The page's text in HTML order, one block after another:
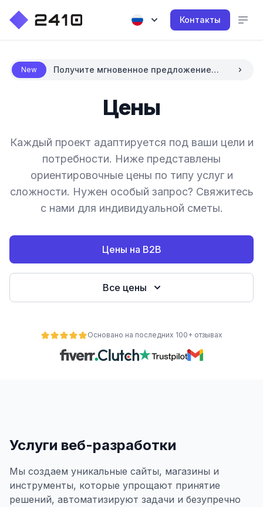
Контакты
New
Получите мгновенное предложение
Цены
Каждый проект адаптируется под ваши цели и
потребности. Ниже представлены
ориентировочные цены по типу услуг и
сложности. Нужен особый запрос? Свяжитесь
с нами для индивидуальной сметы.
Цены на B2B
Все цены
Основано на последних 100+ отзывах
Услуги веб-разработки
Мы создаем уникальные сайты, магазины и
инструменты, которые упрощают принятие
решений, автоматизируют задачи и безупречно